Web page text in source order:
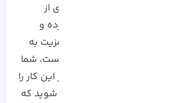
پهنای باند
آن است. بسیاری از
از این موقعیت استفاده کرده و
باند سرور را به عنوان یک مزیت به
دهند. اما واقعیت قضیه این نیست، شما
و با انجام چند مرحله ساده نیز این کار را
ممکن است با این سوال مواجه شوید که